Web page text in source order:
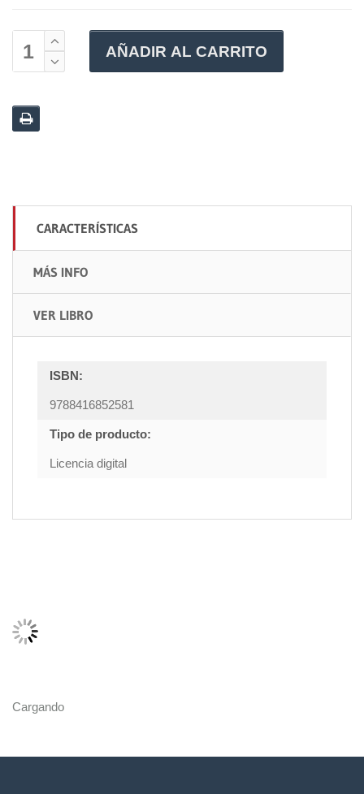
AÑADIR AL CARRITO
CARACTERÍSTICAS
MÁS INFO
VER LIBRO
ISBN:
9788416852581
Tipo de producto:
Licencia digital
Cargando